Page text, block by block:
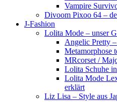
Vampire
Divoom Pixoo 64 –
J-Fashion
Lolita Mode – unser
Angelic Pretty
Metamorphose
MRcorset /
Lolita Schuhe
Lolita Mode
erklärt
Liz Lisa – Style aus